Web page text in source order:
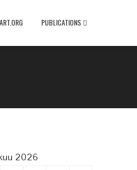
PUBLICATIONS
2026